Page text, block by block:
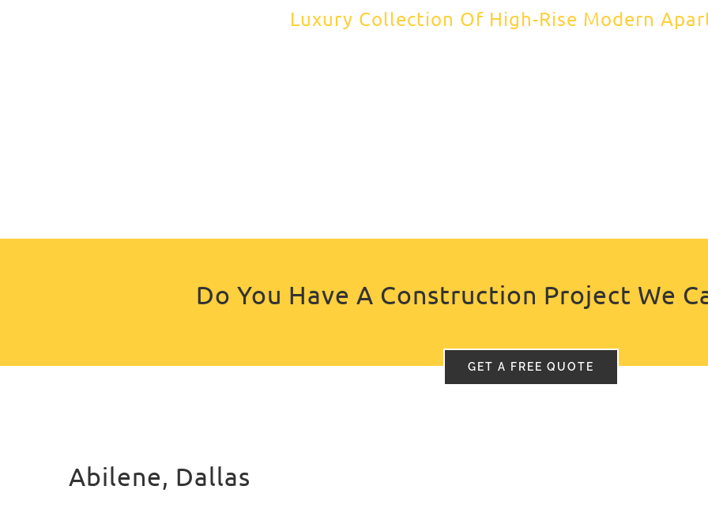
Luxury Collection Of High-Rise Modern
Do You Have A Construction Project We
GET A FREE QUOTE
Abilene, Dallas